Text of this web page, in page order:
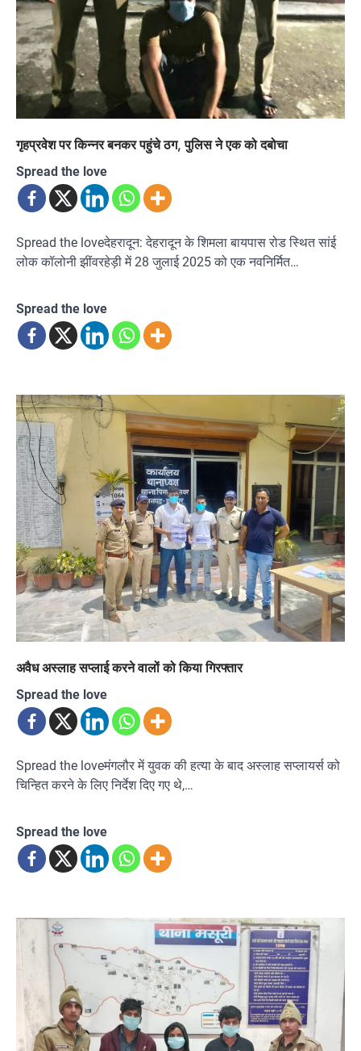
गृहप्रवेश पर किन्नर बनकर पहुंचे ठग, पुलिस ने एक को दबोचा
Spread the love
Spread the loveदेहरादून: देहरादून के शिमला बायपास रोड स्थित सांई
लोक कॉलोनी झींवरहेड़ी में 28 जुलाई 2025 को एक नवनिर्मित…
Spread the love
अवैध अस्लाह सप्लाई करने वालों को किया गिरफ्तार
Spread the love
Spread the loveमंगलौर में युवक की हत्या के बाद अस्लाह सप्लायर्स को
चिन्हित करने के लिए निर्देश दिए गए थे,…
Spread the love